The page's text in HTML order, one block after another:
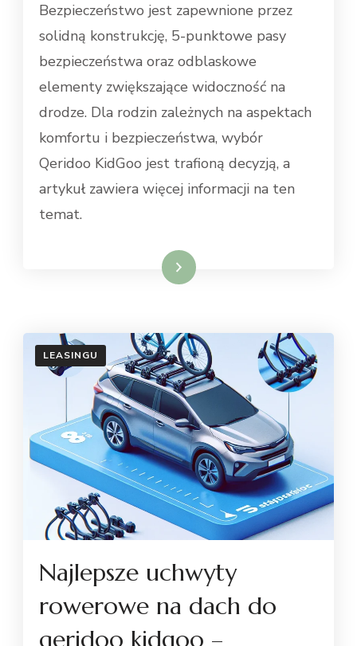
Bezpieczeństwo jest zapewnione przez
solidną konstrukcję, 5-punktowe pasy
bezpieczeństwa oraz odblaskowe
elementy zwiększające widoczność na
drodze. Dla rodzin zależnych na aspektach
komfortu i bezpieczeństwa, wybór
Qeridoo KidGoo jest trafioną decyzją, a
artykuł zawiera więcej informacji na ten
temat.
Dowiedz się więcej
LEASINGU
Najlepsze uchwyty
rowerowe na dach do
qeridoo kidgoo –